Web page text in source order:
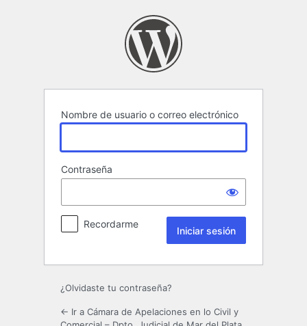
Nombre de usuario o correo electrónico
Contraseña
Recordarme
¿Olvidaste tu contraseña?
← Ir a Cámara de Apelaciones en lo Civil y